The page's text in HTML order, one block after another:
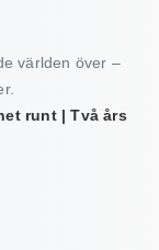
världen över –
runt | Två års